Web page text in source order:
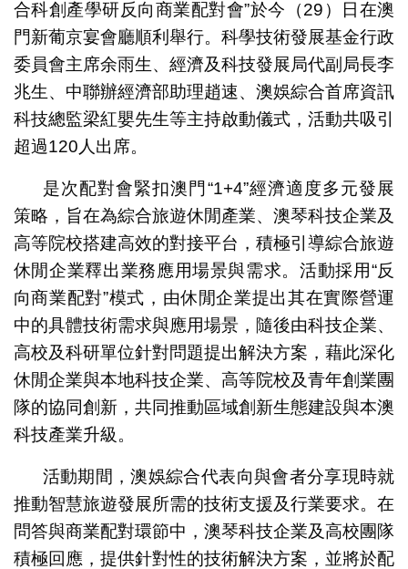
合科創產學研反向商業配對會”於今（29）日在澳
門新葡京宴會廳順利舉行。科學技術發展基金行政
委員會主席余雨生、經濟及科技發展局代副局長李
兆生、中聯辦經濟部助理趙速、澳娛綜合首席資訊
科技總監梁紅嬰先生等主持啟動儀式，活動共吸引
超過120人出席。
是次配對會緊扣澳門“1+4”經濟適度多元發展
策略，旨在為綜合旅遊休閒產業、澳琴科技企業及
高等院校搭建高效的對接平台，積極引導綜合旅遊
休閒企業釋出業務應用場景與需求。活動採用“反
向商業配對”模式，由休閒企業提出其在實際營運
中的具體技術需求與應用場景，隨後由科技企業、
高校及科研單位針對問題提出解決方案，藉此深化
休閒企業與本地科技企業、高等院校及青年創業團
隊的協同創新，共同推動區域創新生態建設與本澳
科技產業升級。
活動期間，澳娛綜合代表向與會者分享現時就
推動智慧旅遊發展所需的技術支援及行業要求。在
問答與商業配對環節中，澳琴科技企業及高校團隊
積極回應，提供針對性的技術解決方案，並將於配